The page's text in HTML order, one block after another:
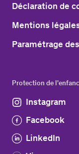
Déclaration de
Mentions
Paramétrage
Protection de
Instagram
Facebook
LinkedIn